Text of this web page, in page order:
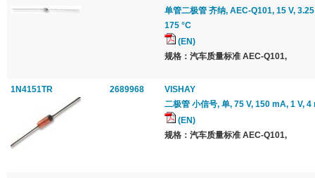
单管二极管 齐纳, AEC-Q101, 15 V,
175 °C
(EN)
规格：汽车质量标准 AEC-Q101,
1N4151TR 2689968
VISHAY
二极管 小信号, 单, 75 V, 150 mA, 1 V, 4
(EN)
规格：汽车质量标准 AEC-Q101,